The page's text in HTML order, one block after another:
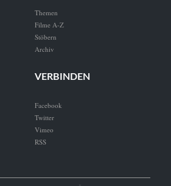
Themen
Filme A-Z
Stöbern
Archiv
VERBINDEN
Facebook
Twitter
Vimeo
RSS